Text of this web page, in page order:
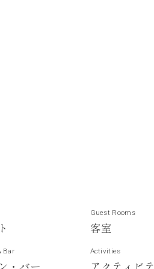
Guest Rooms
客室
Bar Activities